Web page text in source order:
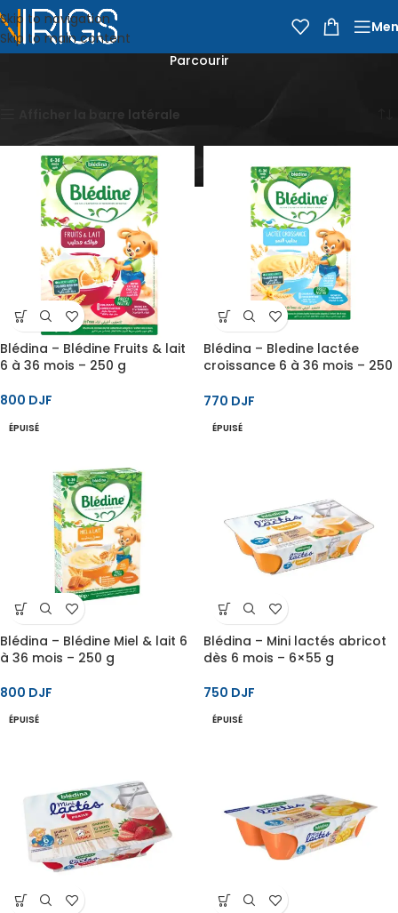
Skip to navigation
Skip to main content
Parcourir
Afficher la barre latérale
Blédina – Blédine Fruits & lait
6 à 36 mois – 250 g
800 DJF
Blédina – Bledine lactée
croissance 6 à 36 mois – 250
770 DJF
ÉPUISÉ
Blédina – Blédine Miel & lait 6
à 36 mois – 250 g
800 DJF
ÉPUISÉ
Blédina – Mini lactés abricot
dès 6 mois – 6×55 g
750 DJF
ÉPUISÉ ÉPUISÉ